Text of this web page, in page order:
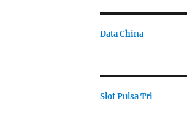
Data China
Slot Pulsa Tri